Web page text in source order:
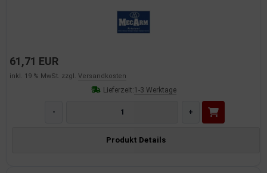
61,71 EUR
inkl. 19 % MwSt. zzgl. Versandkosten
Lieferzeit:1-3 Werktage
- +
Produkt Details